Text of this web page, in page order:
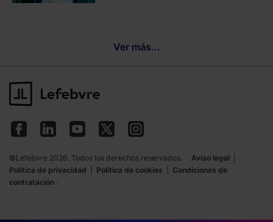
Ver más...
©Lefebvre 2026. Todos los derechos reservados. Aviso legal
Política de privacidad
Política de cookies
Condiciones de
contratación ·